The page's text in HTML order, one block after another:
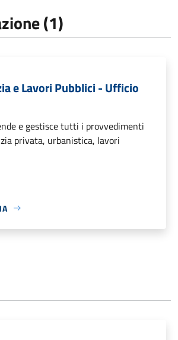
(1)
e Lavori Pubblici - Ufficio
e gestisce tutti i provvedimenti
privata, urbanistica, lavori